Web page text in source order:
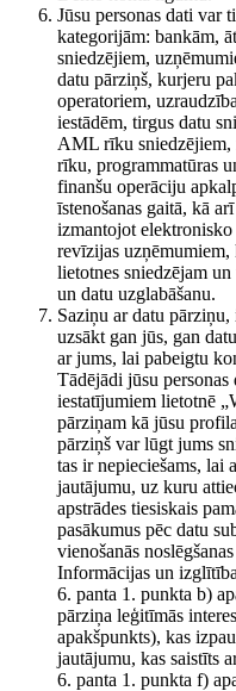
Jūsu personas dati var
kategorijām: bankām,
sniedzējiem,
datu pārziņš, kurjeru
operatoriem,
iestādēm, tirgus datu
AML rīku
rīku, programmatūras
finanšu operāciju
īstenošanas gaitā, kā
izmantojot
revīzijas
lietotnes sniedzējam
un datu uzglabāšanu.
Saziņu ar datu
uzsākt gan jūs, gan
ar jums, lai pabeigtu
Tādējādi jūsu
iestatījumiem lietotnē
pārziņam kā jūsu
pārziņš var lūgt jums
tas ir nepieciešams, lai
jautājumu, uz kuru
apstrādes tiesiskais
pasākumus pēc datu
vienošanās
Informācijas un
6. panta 1. punkta b)
pārziņa leģitīmās
apakšpunkts), kas
jautājumu, kas saistīts
6. panta 1. punkta f)